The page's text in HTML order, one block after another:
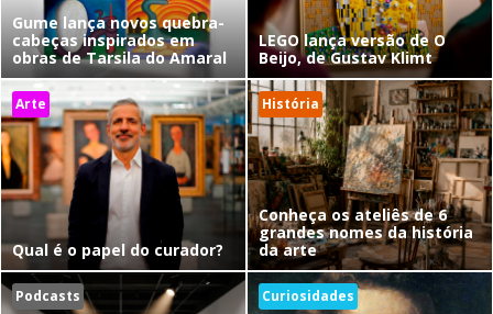
Gume lança novos quebra-
cabeças inspirados em
obras de Tarsila do Amaral
LEGO lança versão de O
Beijo, de Gustav Klimt
Arte
Qual é o papel do curador?
História
Conheça os ateliês de 6
grandes nomes da história
da arte
Podcasts Curiosidades